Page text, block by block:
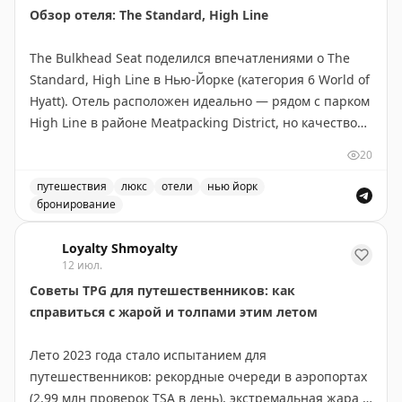
не спят. Брайан делится личным опытом частых
отмечает, что они помогли ему быстро научиться
правильно действовать в чрезвычайной ситуации.
Вопрос остается открытым: как найти баланс между
комфортом гостей и эффективностью подготовки к
The Gate with Brian Cohen| Original
Обзор отеля: The Standard, High Line
The Bulkhead Seat поделился впечатлениями о The
Standard, High Line в Нью-Йорке (категория 6 World of
Hyatt). Отель расположен идеально — рядом с парком
High Line в районе Meatpacking District, но качество
Queen (230 кв.м) оказался крошечным и устаревшим,
кровать неудобной, окна грязными. Персонал был
невежлив и невнимателен к гостям. Завтрак не был
$35 (отменен для Globalist) не указан на сайте. Автор
использовал бесплатный сертификат вместо 30 000
пойнтов и считает это хорошим решением, но не
рекомендует платить наличными ($772+налоги).
подхода к сервису.
20
путешествия люкс отели
нью йорк
бронирование
Loyalty Shmoyalty
12 июл.
Советы TPG для путешественников: как
справиться с жарой и толпами этим летом
Лето 2023 года стало испытанием для
путешественников: рекордные очереди в аэропортах
(2,99 млн проверок TSA в день), экстремальная жара в